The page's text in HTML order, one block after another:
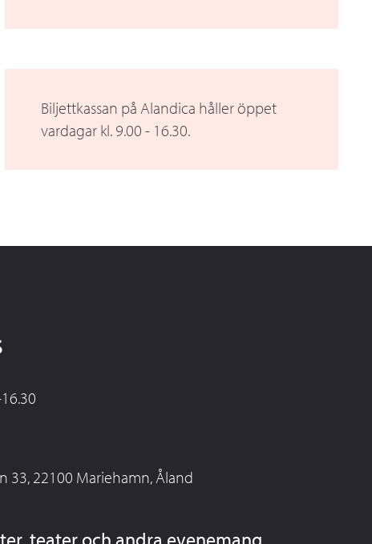
Biljettkassan på Alandica håller öppet
vardagar kl. 9.00 - 16.30.
33, 22100 Mariehamn, Åland
teater och andra evenemang